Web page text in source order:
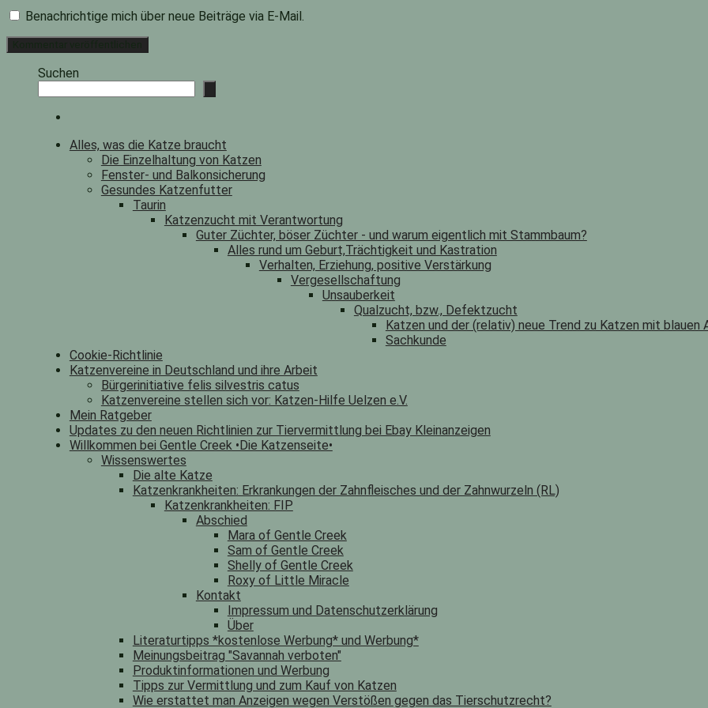
Benachrichtige mich über neue Beiträge via E-Mail.
Suchen
Alles, was die Katze braucht
Die Einzelhaltung von Katzen
Fenster- und Balkonsicherung
Gesundes Katzenfutter
Taurin
Katzenzucht mit Verantwortung
Guter Züchter, böser Züchter - und warum eigentlich mit Stammbaum?
Alles rund um Geburt,Trächtigkeit und Kastration
Verhalten, Erziehung, positive Verstärkung
Vergesellschaftung
Unsauberkeit
Qualzucht, bzw., Defektzucht
Katzen und der (relativ) neue Trend zu Katzen mit blauen
Sachkunde
Cookie-Richtlinie
Katzenvereine in Deutschland und ihre Arbeit
Bürgerinitiative felis silvestris catus
Katzenvereine stellen sich vor: Katzen-Hilfe Uelzen e.V.
Mein Ratgeber
Updates zu den neuen Richtlinien zur Tiervermittlung bei Ebay Kleinanzeigen
Willkommen bei Gentle Creek •Die Katzenseite•
Wissenswertes
Die alte Katze
Katzenkrankheiten: Erkrankungen der Zahnfleisches und der Zahnwurzeln (RL)
Katzenkrankheiten: FIP
Abschied
Mara of Gentle Creek
Sam of Gentle Creek
Shelly of Gentle Creek
Roxy of Little Miracle
Kontakt
Impressum und Datenschutzerklärung
Über
Literaturtipps *kostenlose Werbung* und Werbung*
Meinungsbeitrag "Savannah verboten"
Produktinformationen und Werbung
Tipps zur Vermittlung und zum Kauf von Katzen
Wie erstattet man Anzeigen wegen Verstößen gegen das Tierschutzrecht?